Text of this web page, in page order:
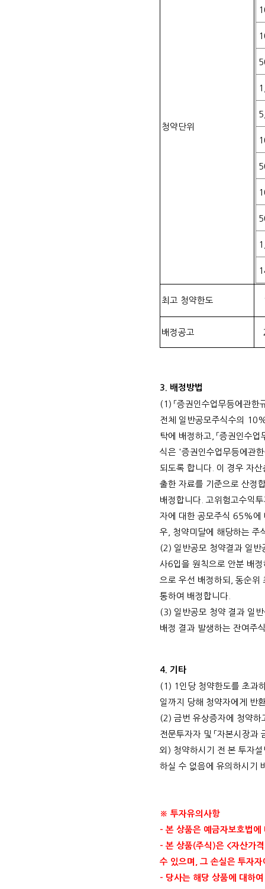
청약단위
최고 청약한도
배정공고
3. 배정방법
(1) 「증권인수업무등에관한
전체 일반공모주식수의
탁에 배정하고 「증권인수업
식은 '증권인수업무등에관
되도록 합니다 이 경우 자
출한 자료를 기준으로 산정
배정합니다 고위험고수익
자에 대한 공모주식 65% 에
우
청약미달에 해당하는 주
(2) 일반공모 청약결과 일
사6입을 원칙으로 안분 배
으로 우선 배정하되
동순위
통하여 배정합니다
(3) 일반공모 청약 결과 일
배정 결과 발생하는 잔여주
4. 기타
(1) 1 인당 청약한도를 초과
일까지 당해 청약자에게 반
(2) 금번 유상증자에 청약하
전문투자자 및 「자본시장과
외 ) 청약하시기 전 본 투자
하실 수 없음에 유의하시기
※ 투자유의사항
- 본 상품은 예금자보호법에
- 본 상품(주식 )은 <자산가
수 있으며
그 손실은 투자
- 당사는 해당 상품에 대하